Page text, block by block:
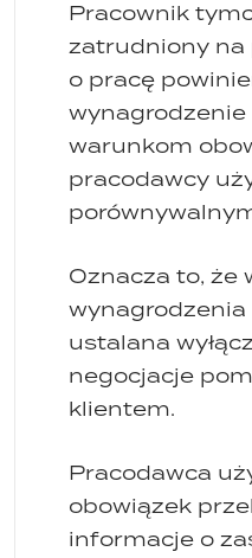
Pracownik
zatrudniony na
o pracę
warunkom
pracodawcy
Oznacza to, że
ustalana
negocjacje
klientem.
Pracodawca
obowiązek
informacje o